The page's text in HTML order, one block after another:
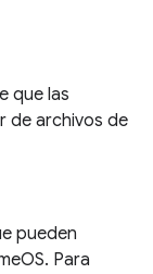
que las
de archivos de
pueden
Para